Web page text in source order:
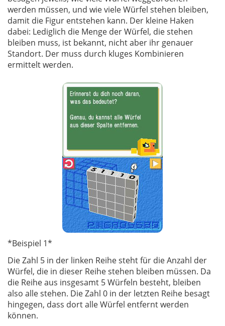
werden müssen, und wie viele Würfel stehen bleiben,
damit die Figur entstehen kann. Der kleine Haken
dabei: Lediglich die Menge der Würfel, die stehen
bleiben muss, ist bekannt, nicht aber ihr genauer
Standort. Der muss durch kluges Kombinieren
ermittelt werden.
*Beispiel 1*
Die Zahl 5 in der linken Reihe steht für die Anzahl der
Würfel, die in dieser Reihe stehen bleiben müssen. Da
die Reihe aus insgesamt 5 Würfeln besteht, bleiben
also alle stehen. Die Zahl 0 in der letzten Reihe besagt
hingegen, dass dort alle Würfel entfernt werden
können.